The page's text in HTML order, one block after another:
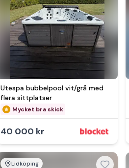
Utespa bubbelpool vit/grå med
flera sittplatser
Mycket bra skick
40 000 kr
Lidköping